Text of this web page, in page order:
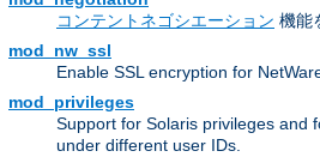
コンテントネゴシエーション 機能
mod_nw_ssl
Enable SSL encryption for
mod_privileges
Support for Solaris privileges and
under different user IDs.